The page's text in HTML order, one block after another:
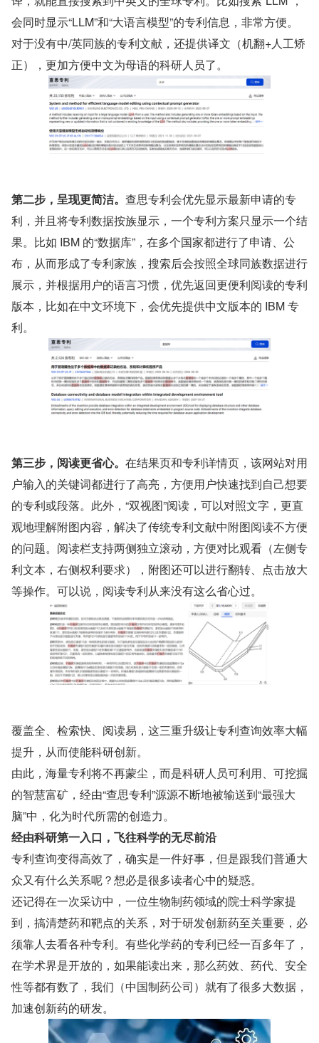
会同时显示“LLM”和“大语言模型”的专利信息，非常方便。
对于没有中/英同族的专利文献，还提供译文（机翻+人工矫
正），更加方便中文为母语的科研人员了。
第二步，呈现更简洁。 查思专利会优先显示最新申请的专
利，并且将专利数据按族显示，一个专利方案只显示一个结
果。比如 IBM 的“数据库”，在多个国家都进行了申请、公
布，从而形成了专利家族，搜索后会按照全球同族数据进行
展示，并根据用户的语言习惯，优先返回更便利阅读的专利
版本，比如在中文环境下，会优先提供中文版本的 IBM 专
利。
第三步，阅读更省心。 在结果页和专利详情页，该网站对用
户输入的关键词都进行了高亮，方便用户快速找到自己想要
的专利或段落。此外，“双视图”阅读，可以对照文字，更直
观地理解附图内容，解决了传统专利文献中附图阅读不方便
的问题。阅读栏支持两侧独立滚动，方便对比观看（左侧专
利文本，右侧权利要求），附图还可以进行翻转、点击放大
等操作。可以说，阅读专利从来没有这么省心过。
覆盖全、检索快、阅读易，这三重升级让专利查询效率大幅
提升，从而使能科研创新。
由此，海量专利将不再蒙尘，而是科研人员可利用、可挖掘
的智慧富矿，经由“查思专利”源源不断地被输送到“最强大
脑”中，化为时代所需的创造力。
经由科研第一入口，飞往科学的无尽前沿
专利查询变得高效了，确实是一件好事，但是跟我们普通大
众又有什么关系呢？想必是很多读者心中的疑惑。
还记得在一次采访中，一位生物制药领域的院士科学家提
到，搞清楚药和靶点的关系，对于研发创新药至关重要，必
须靠人去看各种专利。有些化学药的专利已经一百多年了，
在学术界是开放的，如果能读出来，那么药效、药代、安全
性等都有数了，我们（中国制药公司）就有了很多大数据，
加速创新药的研发。